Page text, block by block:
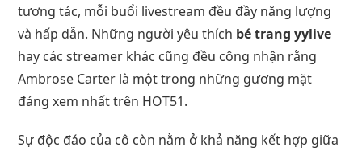
tương tác, mỗi buổi livestream đều đầy năng lượng
và hấp dẫn. Những người yêu thích bé trang yylive
hay các streamer khác cũng đều công nhận rằng
Ambrose Carter là một trong những gương mặt
đáng xem nhất trên HOT51.
Sự độc đáo của cô còn nằm ở khả năng kết hợp giữa